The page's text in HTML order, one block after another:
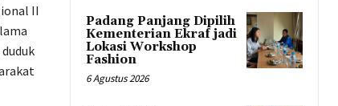
II
Padang Panjang Dipilih
Kementerian Ekraf jadi
Lokasi Workshop
Fashion
6 Agustus 2026